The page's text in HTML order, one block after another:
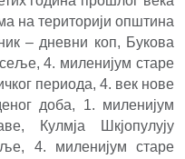
на територији општина
– дневни коп, Букова
4. миленијум старе
периода, 4. век нове
доба, 1. миленијум
Кулмја Шкјопулују
4. миленијум старе